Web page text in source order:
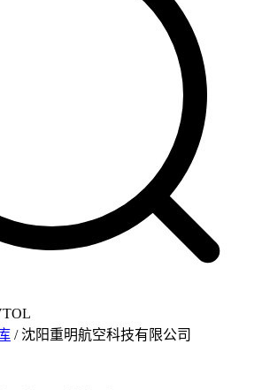
/ 沈阳重明航空科技有限公司